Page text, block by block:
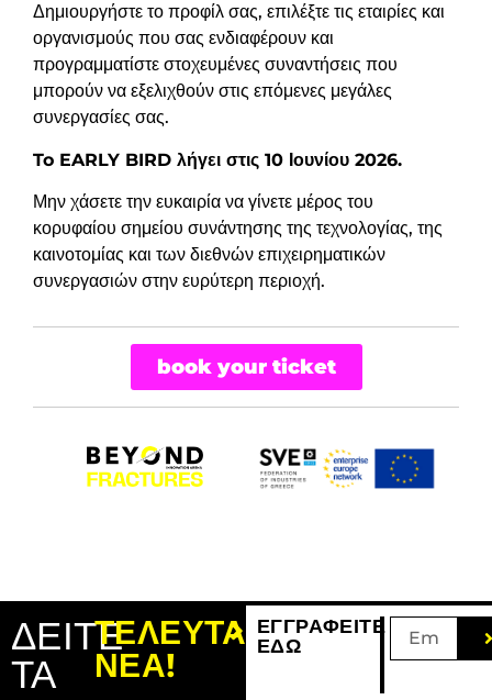
Δημιουργήστε το προφίλ σας, επιλέξτε τις εταιρίες και
οργανισμούς που σας ενδιαφέρουν και
προγραμματίστε στοχευμένες συναντήσεις που
μπορούν να εξελιχθούν στις επόμενες μεγάλες
συνεργασίες σας.
To EARLY BIRD λήγει στις 10 Ιουνίου 2026.
Μην χάσετε την ευκαιρία να γίνετε μέρος του
κορυφαίου σημείου συνάντησης της τεχνολογίας, της
καινοτομίας και των διεθνών επιχειρηματικών
συνεργασιών στην ευρύτερη περιοχή.
book your ticket
ΔΕΙΤΕ
ΤΑ
ΤΕΛΕΥΤΑΙΑ
ΝΕΑ!
ΕΓΓΡΑΦΕΙΤΕ
ΕΔΩ